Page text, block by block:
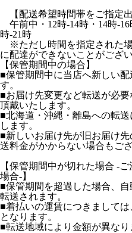
【配送希望時間帯をご指定出
午前中・12時-14時・14時-16
時-21時
※ただし時間を指定された
に配達ができないことがござい
【保管期間中の場合】
■保管期間中に当店へ新しい
す。
■お届け先変更など転送が必
頂戴いたします。
■北海道・沖縄・離島への転
します。
■新しいお届け先が旧お届け
送料金がかからない場合もござ
【保管期間中が切れた場合 -
場合-】
■保管期間を超過した場合、
転送されます。
■着払いの運賃につきまして
となります。
■転送地域により金額が異なり